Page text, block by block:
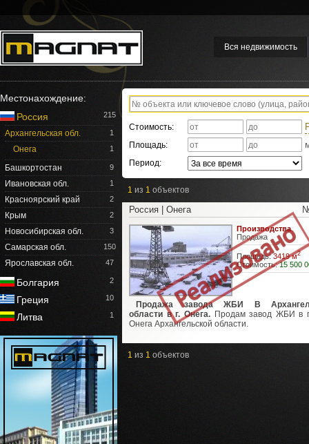
Вся недвижимость
Местонахождение:
Россия
215
Архангельская обл. 1
Онега 1
Башкортостан 9
Ивановская обл. 1
Красноярский край 2
Крым 2
Новосибирская обл. 3
Самарская обл. 150
Ярославская обл. 47
Болгария 2
Греция 10
Литва 1
Стоимость:
Площадь:
Период:
1 из 1 объектов
Россия | Онега
Производства
Продажа
Площадь:3419 м2
Стоимость: 15 500
Продажа завода ЖБИ В
области в г. Онега.Продам завод ЖБИ в
Онега Архангельской области.
1 из 1 объектов